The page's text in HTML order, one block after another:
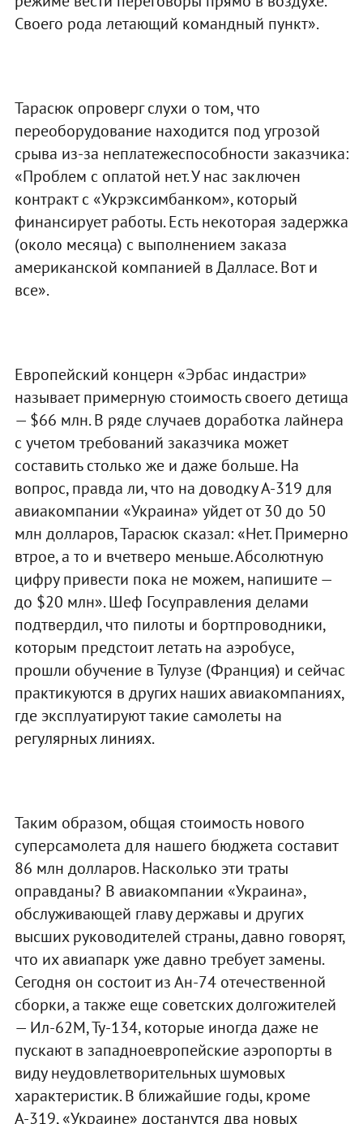
Своего рода летающий командный пункт».
Тарасюк опроверг слухи о том, что
переоборудование находится под угрозой
срыва из-за неплатежеспособности заказчика:
«Проблем с оплатой нет. У нас заключен
контракт с «Укрэксимбанком», который
финансирует работы. Есть некоторая задержка
(около месяца) с выполнением заказа
американской компанией в Далласе. Вот и
все».
Европейский концерн «Эрбас индастри»
называет примерную стоимость своего детища
— $66 млн. В ряде случаев доработка лайнера
с учетом требований заказчика может
составить столько же и даже больше. На
вопрос, правда ли, что на доводку А-319 для
авиакомпании «Украина» уйдет от 30 до 50
млн долларов, Тарасюк сказал: «Нет. Примерно
втрое, а то и вчетверо меньше. Абсолютную
цифру привести пока не можем, напишите —
до $20 млн». Шеф Госуправления делами
подтвердил, что пилоты и бортпроводники,
которым предстоит летать на аэробусе,
прошли обучение в Тулузе (Франция) и сейчас
практикуются в других наших авиакомпаниях,
где эксплуатируют такие самолеты на
регулярных линиях.
Таким образом, общая стоимость нового
суперсамолета для нашего бюджета составит
86 млн долларов. Насколько эти траты
оправданы? В авиакомпании «Украина»,
обслуживающей главу державы и других
высших руководителей страны, давно говорят,
что их авиапарк уже давно требует замены.
Сегодня он состоит из Ан-74 отечественной
сборки, а также еще советских долгожителей
— Ил-62М, Ту-134, которые иногда даже не
пускают в западноевропейские аэропорты в
виду неудовлетворительных шумовых
характеристик. В ближайшие годы, кроме
А-319, «Украине» достанутся два новых